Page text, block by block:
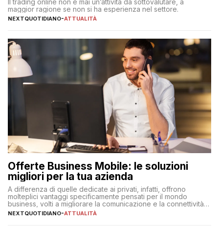
maggior ragione se non si ha esperienza nel settore.
NEXTQUOTIDIANO-ATTUALITÀ
Offerte Business Mobile: le soluzioni
migliori per la tua azienda
A differenza di quelle dedicate ai privati, infatti, offrono
molteplici vantaggi specificamente pensati per il mondo
business, volti a migliorare la comunicazione e la connettività
degli utenti
NEXTQUOTIDIANO-ATTUALITÀ